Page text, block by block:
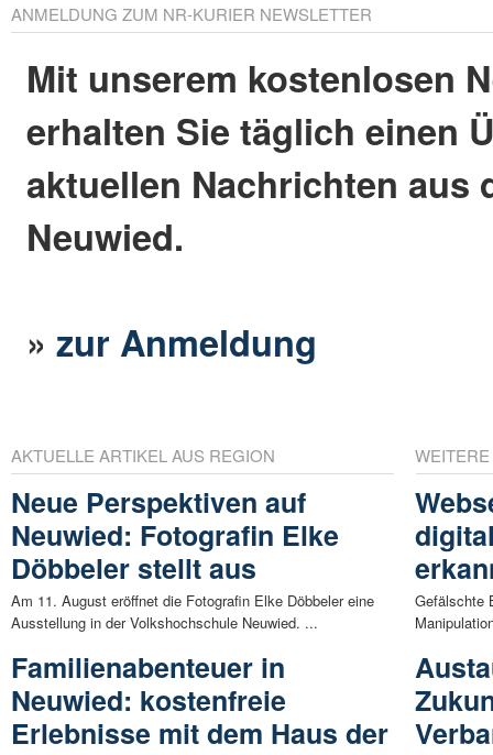
ANMELDUNG ZUM NR-KURIER NEWSLETTER
Mit unserem kostenlosen
erhalten Sie täglich einen
aktuellen Nachrichten aus
Neuwied.
»zur Anmeldung
AKTUELLE ARTIKEL AUS REGION
Neue Perspektiven auf
Neuwied: Fotografin Elke
Döbbeler stellt aus
Am 11. August eröffnet die Fotografin Elke Döbbeler eine
Ausstellung in der Volkshochschule Neuwied. ...
Familienabenteuer in
Neuwied: kostenfreie
Erlebnisse mit dem Haus der
Gefälschte